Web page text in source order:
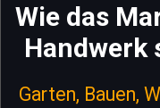
Wie das
Handwerk
Garten, Bauen,